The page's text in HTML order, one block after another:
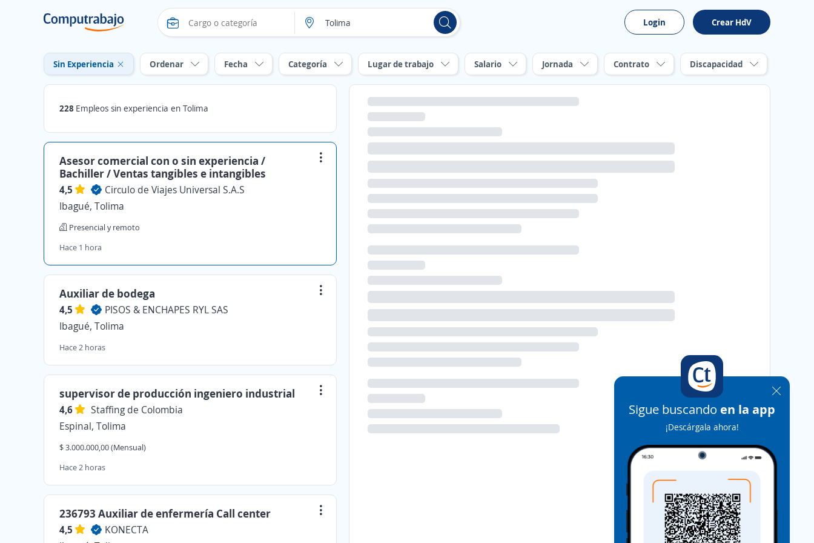
Login Crear HdV
Sin Experiencia Ordenar Fecha Categoría Lugar de trabajo Salario Jornada Contrato Discapacidad
228 Empleos sin experiencia en Tolima
Asesor comercial con o sin experiencia /
Bachiller / Ventas tangibles e intangibles
4,5
Circulo de Viajes Universal S.A.S
Ibagué, Tolima
Presencial y remoto
Hace 1 hora
Auxiliar de bodega
4,5
PISOS & ENCHAPES RYL SAS
Ibagué, Tolima
Hace 2 horas
supervisor de producción ingeniero industrial
4,6
Staffing de Colombia
Espinal, Tolima
$ 3.000.000,00 (Mensual)
Hace 2 horas
236793 Auxiliar de enfermería Call center
4,5
KONECTA
Sigue buscando en la app
¡Descárgala ahora!